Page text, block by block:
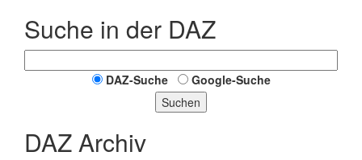
Suche in der DAZ
DAZ-Suche
Google-Suche
Suchen
DAZ Archiv